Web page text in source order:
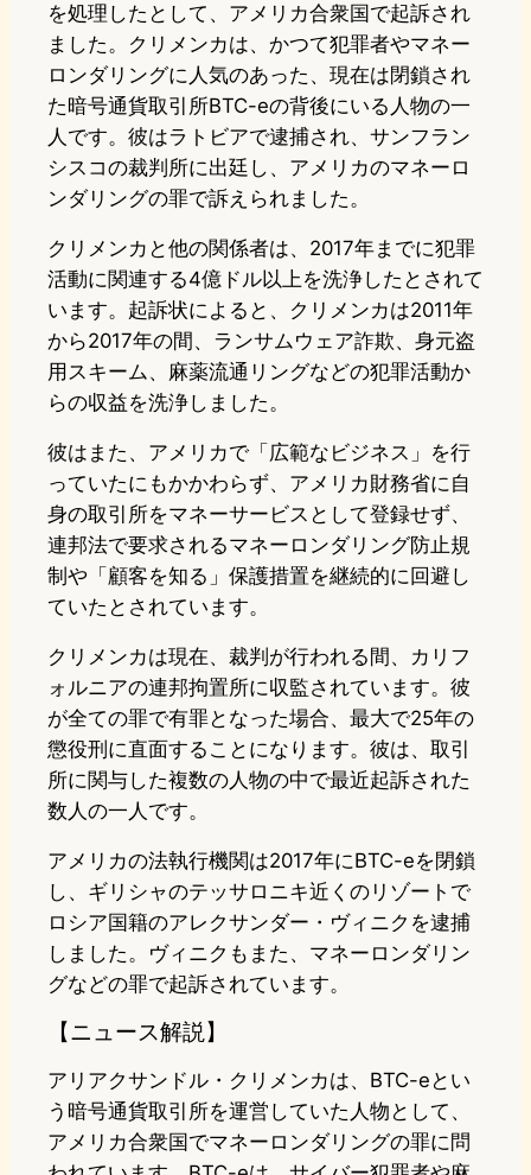
o
n
y
o
を処理したとして、アメリカ合衆国で起訴され
ました。クリメンカは、かつて犯罪者やマネー
ロンダリングに人気のあった、現在は閉鎖され
た暗号通貨取引所BTC-eの背後にいる人物の一
人です。彼はラトビアで逮捕され、サンフラン
シスコの裁判所に出廷し、アメリカのマネーロ
ンダリングの罪で訴えられました。
クリメンカと他の関係者は、2017年までに犯罪
活動に関連する4億ドル以上を洗浄したとされて
います。起訴状によると、クリメンカは2011年
から2017年の間、ランサムウェア詐欺、身元盗
用スキーム、麻薬流通リングなどの犯罪活動か
らの収益を洗浄しました。
彼はまた、アメリカで「広範なビジネス」を行
っていたにもかかわらず、アメリカ財務省に自
身の取引所をマネーサービスとして登録せず、
連邦法で要求されるマネーロンダリング防止規
制や「顧客を知る」保護措置を継続的に回避し
ていたとされています。
クリメンカは現在、裁判が行われる間、カリフ
ォルニアの連邦拘置所に収監されています。彼
が全ての罪で有罪となった場合、最大で25年の
懲役刑に直面することになります。彼は、取引
所に関与した複数の人物の中で最近起訴された
数人の一人です。
アメリカの法執行機関は2017年にBTC-eを閉鎖
し、ギリシャのテッサロニキ近くのリゾートで
ロシア国籍のアレクサンダー・ヴィニクを逮捕
しました。ヴィニクもまた、マネーロンダリン
グなどの罪で起訴されています。
【ニュース解説】
アリアクサンドル・クリメンカは、BTC-eとい
う暗号通貨取引所を運営していた人物として、
アメリカ合衆国でマネーロンダリングの罪に問